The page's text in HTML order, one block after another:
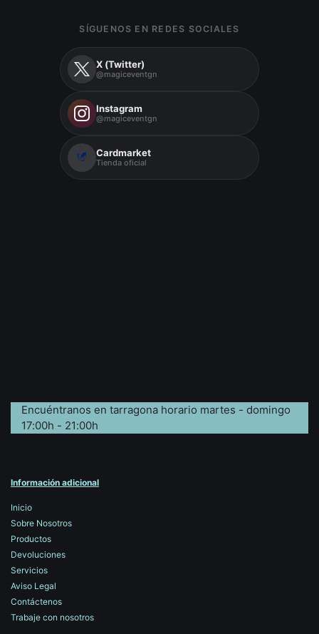
SÍGUENOS EN REDES SOCIALES
X (Twitter)
@magiceventgn
Instagram
@magiceventgn
Cardmarket
Tienda oficial
Encuéntranos en tarragona horario martes - domingo
17:00h - 21:00h
Información adicional
Inicio
Sobre Nosotros
Productos
Devoluciones
Servicios
Aviso Legal
Contáctenos
Trabaje con nosotros